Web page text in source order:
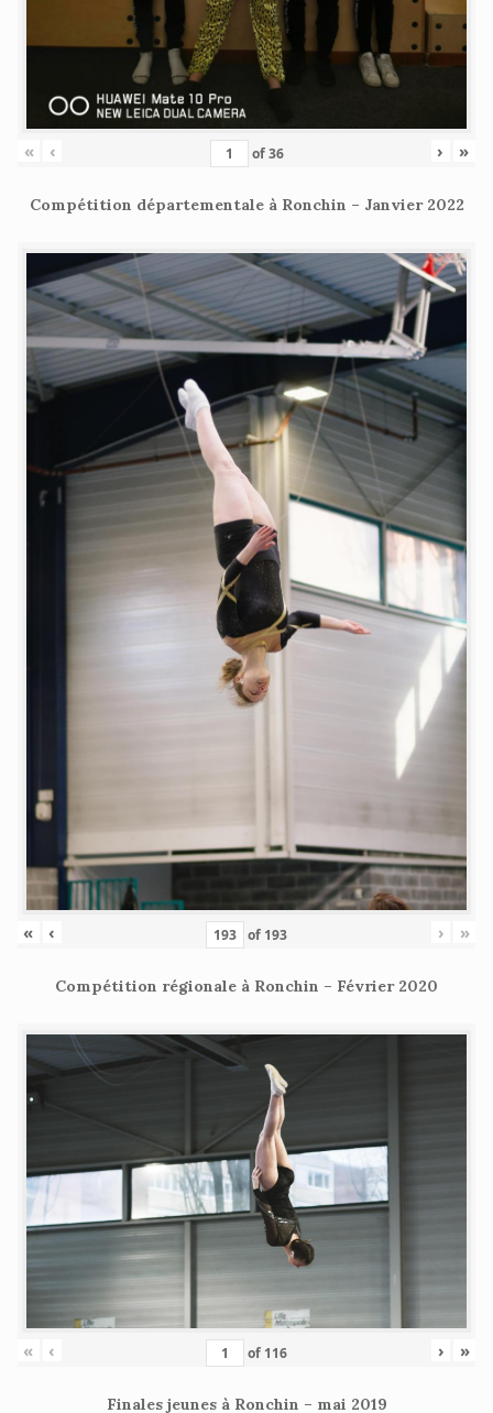
« ‹ of36 › »
Compétition départementale à Ronchin – Janvier 2022
« ‹ of 193 › »
Compétition régionale à Ronchin – Février 2020
« ‹ of 116 › »
Finales jeunes à Ronchin – mai 2019